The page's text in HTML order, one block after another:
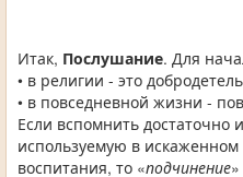
Итак, Послушание. Для
• в религии - это добродетель
• в повседневной жизни -
Если вспомнить достаточно
используемую в искаженном
воспитания, то «подчинение